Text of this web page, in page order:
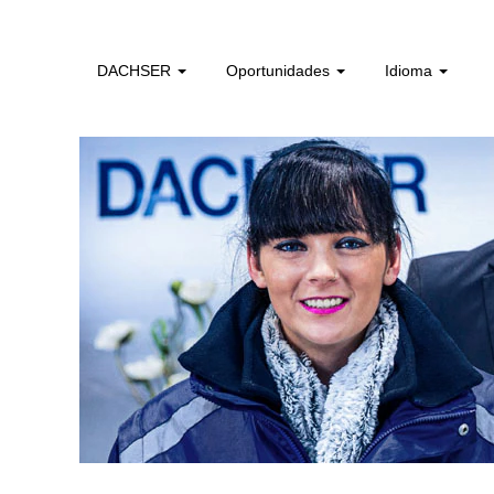
DACHSER Oportunidades Idioma